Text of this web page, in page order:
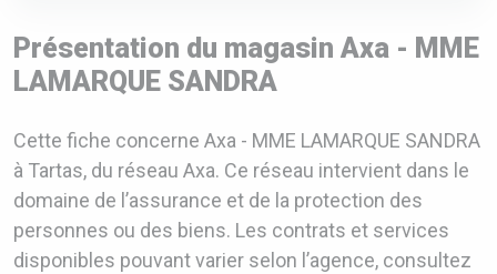
Présentation du magasin Axa - MME
LAMARQUE SANDRA
Cette fiche concerne Axa - MME LAMARQUE SANDRA
à Tartas, du réseau Axa. Ce réseau intervient dans le
domaine de l’assurance et de la protection des
personnes ou des biens. Les contrats et services
disponibles pouvant varier selon l’agence, consultez